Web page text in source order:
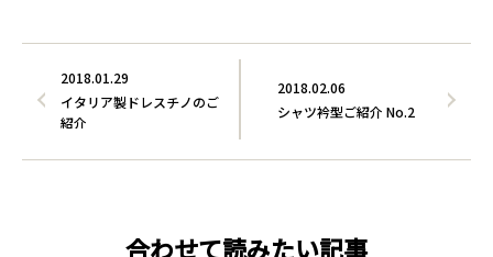
2018.02.06
シャツ衿型ご紹介 No.2
2018.01.29
イタリア製ドレスチノのご
紹介
合わせて読みたい記事